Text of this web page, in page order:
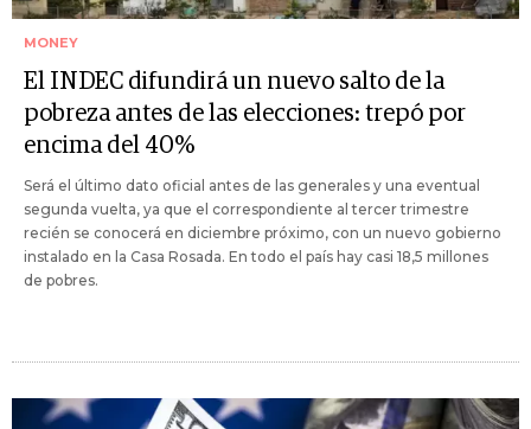
MONEY
El INDEC difundirá un nuevo salto de la
pobreza antes de las elecciones: trepó por
encima del 40%
Será el último dato oficial antes de las generales y una eventual
segunda vuelta, ya que el correspondiente al tercer trimestre
recién se conocerá en diciembre próximo, con un nuevo gobierno
instalado en la Casa Rosada. En todo el país hay casi 18,5 millones
de pobres.